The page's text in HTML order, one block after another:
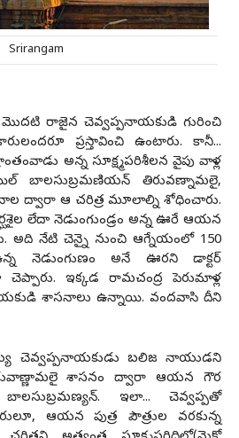
Srirangam
మొద‌టి రాజైన చెవ్వ‌ప్ప‌నాయ‌కుడి గురించి
ప్ర‌స్తావించి ఉంటారు. కానీ...
అన్న సూక్ష్మ‌ప‌రిశీల‌న వైపు వాళ్ల
బాల‌సుబ్ర‌మ‌ణియ‌న్ తిరువ‌ణ్నామ‌లై,
ద్వారా ఆ చ‌రిత్ర మూలాల్ని శోధించారు.
లేదా నెడుంగుండ్రం అన్న ఊరే ఆయ‌న
అది నేటి చెన్నై నుంచి ఆగ్నేయంలో 150
నెడుంగుణం అనే ఊర‌ని డాక్ట‌ర్
చెప్పారు. ఇక్క‌డ రామ‌చంద్ర పెరుమాళ్ల
శాస‌నాలు ఉన్నాయి. వంద‌వాసి దీని
చెవ్వ‌ప్ప‌నాయ‌కుడు బ‌లిజ నాయుడ‌ని
శాస‌నం ద్వారా ఆయ‌న గౌర
ఇలా... చెవ్వ‌ప్ప‌తో
ఆయ‌న పుత్ర పౌత్రుల వ‌ర‌కున్న